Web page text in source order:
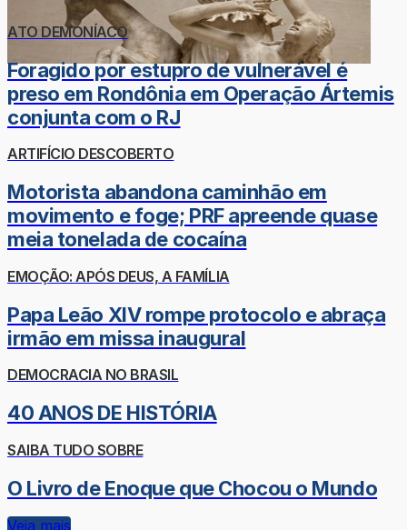
ATO DEMONÍACO
Foragido por estupro de vulnerável é
preso em Rondônia em Operação Ártemis
conjunta com o RJ
ARTIFÍCIO DESCOBERTO
Motorista abandona caminhão em
movimento e foge; PRF apreende quase
meia tonelada de cocaína
EMOÇÃO: APÓS DEUS, A FAMÍLIA
Papa Leão XIV rompe protocolo e abraça
irmão em missa inaugural
DEMOCRACIA NO BRASIL
40 ANOS DE HISTÓRIA
SAIBA TUDO SOBRE
O Livro de Enoque que Chocou o Mundo
Veja mais